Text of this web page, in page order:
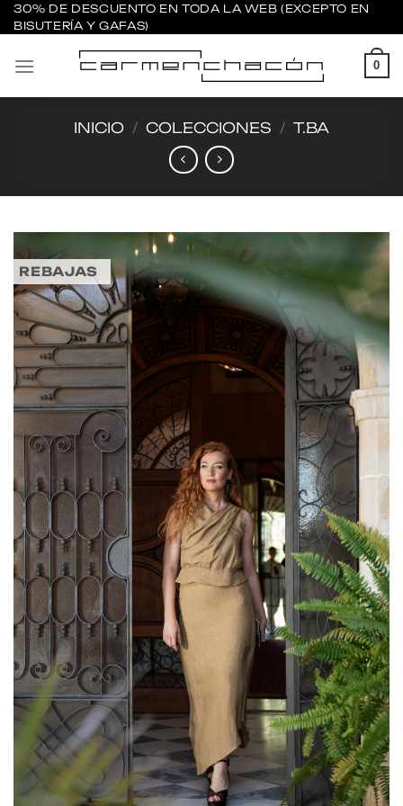
Saltar
al
contenido
30% DE DESCUENTO EN TODA LA WEB (EXCEPTO EN
BISUTERÍA Y GAFAS)
0
INICIO / COLECCIONES / T.BA
REBAJAS